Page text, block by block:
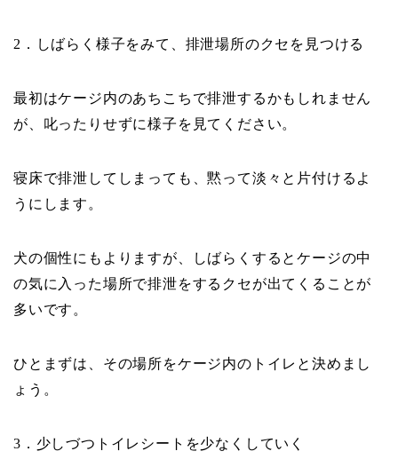
2 ．しばらく様子をみて、排泄場所のクセを見つける
最初はケージ内のあちこちで排泄するかもしれません
が、叱ったりせずに様子を見てください。
寝床で排泄してしまっても、黙って淡々と片付けるよ
うにします。
犬の個性にもよりますが、しばらくするとケージの中
の気に入った場所で排泄をするクセが出てくることが
多いです。
ひとまずは、その場所をケージ内のトイレと決めまし
ょう。
3 ．少しづつトイレシートを少なくしていく